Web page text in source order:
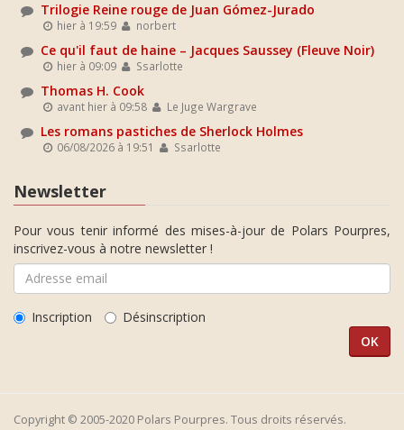
Trilogie Reine rouge de Juan Gómez-Jurado
hier à 19:59 norbert
Ce qu'il faut de haine – Jacques Saussey (Fleuve Noir)
hier à 09:09 Ssarlotte
Thomas H. Cook
avant hier à 09:58 Le Juge Wargrave
Les romans pastiches de Sherlock Holmes
06/08/2026 à 19:51 Ssarlotte
Newsletter
Pour vous tenir informé des mises-à-jour de Polars Pourpres,
inscrivez-vous à notre newsletter !
Inscription Désinscription
Copyright © 2005-2020 Polars Pourpres. Tous droits réservés.